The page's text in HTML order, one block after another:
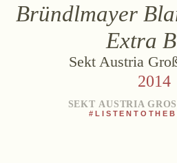
Lage,
Bründlmayer
Extra
Sekt Austria
2014
SEKT AUSTRIA